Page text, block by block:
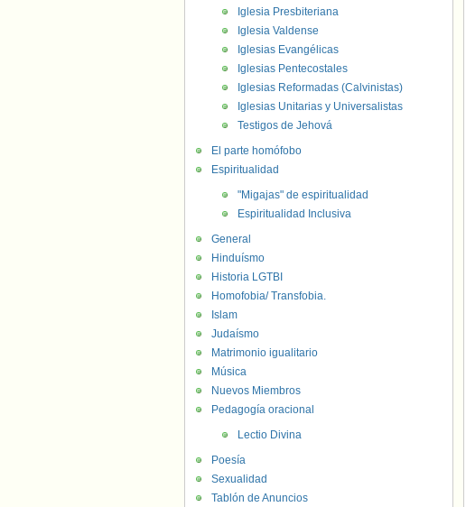
Iglesia Presbiteriana
Iglesia Valdense
Iglesias Evangélicas
Iglesias Pentecostales
Iglesias Reformadas (Calvinistas)
Iglesias Unitarias y Universalistas
Testigos de Jehová
El parte homófobo
Espiritualidad
"Migajas" de espiritualidad
Espiritualidad Inclusiva
General
Hinduísmo
Historia LGTBI
Homofobia/ Transfobia.
Islam
Judaísmo
Matrimonio igualitario
Música
Nuevos Miembros
Pedagogía oracional
Lectio Divina
Poesía
Sexualidad
Tablón de Anuncios